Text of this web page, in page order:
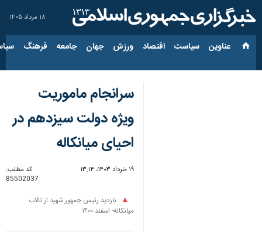
۱۸ مرداد ۱۴۰۵
عناوین‌ سیاست اقتصاد ورزش جهان جامعه فرهنگ
سرانجام ماموریت
ویژه دولت سیزدهم در
احیای میانکاله
۱۹ خرداد ۱۴۰۳، ۱۳:۱۴
کد مطلب:
85502037
بازدید رئیس جمهور شهید از تالاب
میانکاله- اسفند ۱۴۰۰